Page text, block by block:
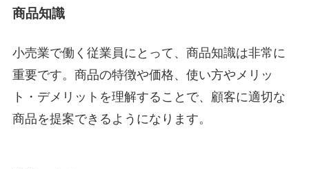
商品知識
小売業で働く従業員にとって、商品知識は非常に
重要です。商品の特徴や価格、使い方やメリッ
ト・デメリットを理解することで、顧客に適切な
商品を提案できるようになります。